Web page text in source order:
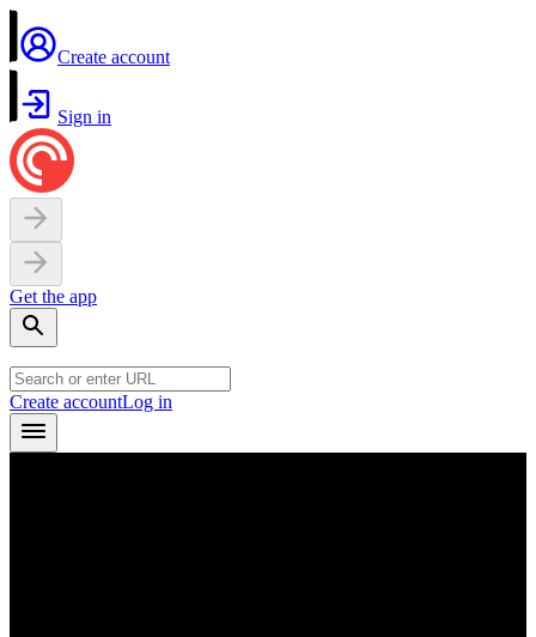
Create account
Sign in
Get the app
Create accountLog in